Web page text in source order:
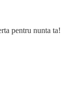
pentru nunta ta!